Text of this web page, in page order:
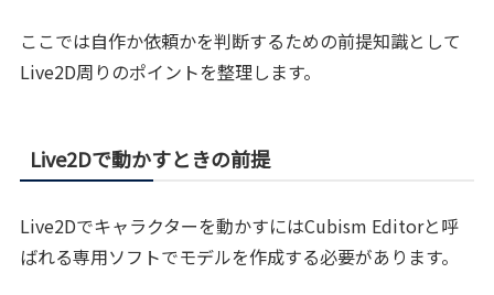
ここでは自作か依頼かを判断するための前提知識として
Live2D周りのポイントを整理します。
Live2Dで動かすときの前提
Live2Dでキャラクターを動かすにはCubism Editorと呼
ばれる専用ソフトでモデルを作成する必要があります。